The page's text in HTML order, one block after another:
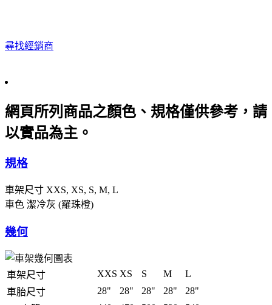
尋找經銷商
網頁所列商品之顏色、規格僅供參考，請
以實品為主。
規格
車架尺寸 XXS, XS, S, M, L
車色 潔冷灰 (羅珠橙)
幾何
車架尺寸 XXS XS S M
L
車胎尺寸
28" 28" 28" 28"
28"